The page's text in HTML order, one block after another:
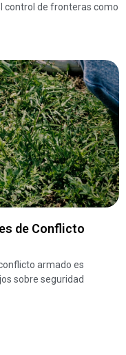
control de fronteras como
de Conflicto
armado es
sobre seguridad